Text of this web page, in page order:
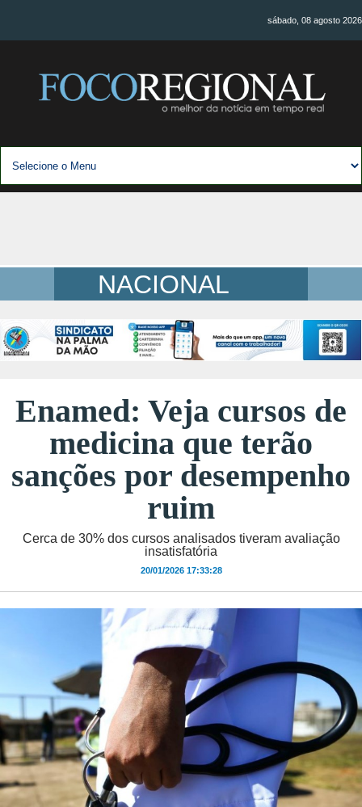
sábado, 08 agosto 2026
NACIONAL
Enamed: Veja cursos de
medicina que terão
sanções por desempenho
ruim
Cerca de 30% dos cursos analisados tiveram avaliação
insatisfatória
20/01/2026 17:33:28